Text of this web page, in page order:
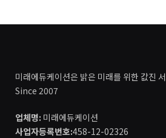
미래에듀케이션은 밝은 미래를 위한 값진
Since 2007
업체명: 미래에듀케이션
사업자등록번호:458-12-02326